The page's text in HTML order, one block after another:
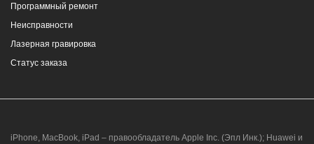
Программный ремонт
Неисправности
Лазерная гравировка
Статус заказа
iPhone, MacBook, iPad – правообладатель Apple Inc. (Эпл Инк.); Huawei и